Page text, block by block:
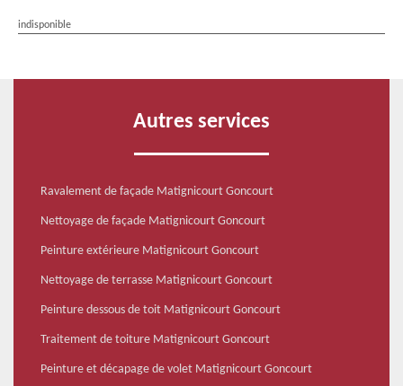
indisponible
Autres services
Ravalement de façade Matignicourt Goncourt
Nettoyage de façade Matignicourt Goncourt
Peinture extérieure Matignicourt Goncourt
Nettoyage de terrasse Matignicourt Goncourt
Peinture dessous de toit Matignicourt Goncourt
Traitement de toiture Matignicourt Goncourt
Peinture et décapage de volet Matignicourt Goncourt